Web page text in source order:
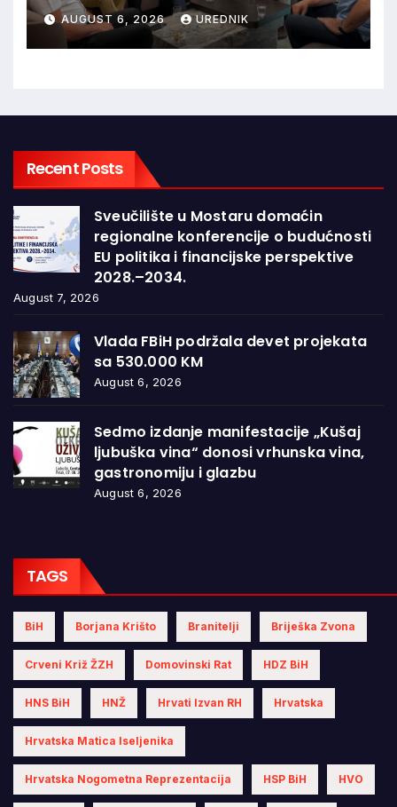
Jajca uz pokroviteljstvo HNS-a
BiHAUGUST 6, 2026 UREDNIK
Recent Posts
Sveučilište u Mostaru domaćin
regionalne konferencije o budućnosti
EU politika i financijske perspektive
2028.–2034.
August 7, 2026
Vlada FBiH podržala devet projekata
sa 530.000 KM
August 6, 2026
Sedmo izdanje manifestacije „Kušaj
ljubuška vina“ donosi vrhunska vina,
gastronomiju i glazbu
August 6, 2026
TAGS
BiH Borjana Krišto Branitelji Briješka Zvona
Crveni Križ ŽZH Domovinski Rat HDZ BiH
HNS BiH HNŽ Hrvati Izvan RH Hrvatska
Hrvatska Matica Iseljenika
Hrvatska Nogometna Reprezentacija HSP BiH HVO